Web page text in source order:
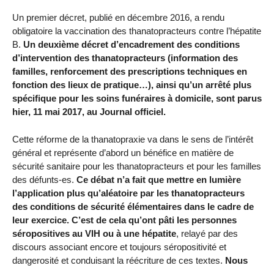
Un premier décret, publié en décembre 2016, a rendu
obligatoire la vaccination des thanatopracteurs contre l’hépatite
B. Un deuxième décret d’encadrement des conditions
d’intervention des thanatopracteurs (information des
familles, renforcement des prescriptions techniques en
fonction des lieux de pratique…), ainsi qu’un arrêté plus
spécifique pour les soins funéraires à domicile, sont parus
hier, 11 mai 2017, au Journal officiel.
Cette réforme de la thanatopraxie va dans le sens de l’intérêt
général et représente d’abord un bénéfice en matière de
sécurité sanitaire pour les thanatopracteurs et pour les familles
des défunts-es. Ce débat n’a fait que mettre en lumière
l’application plus qu’aléatoire par les thanatopracteurs
des conditions de sécurité élémentaires dans le cadre de
leur exercice. C’est de cela qu’ont pâti les personnes
séropositives au VIH ou à une hépatite, relayé par des
discours associant encore et toujours séropositivité et
dangerosité et conduisant la réécriture de ces textes. Nous